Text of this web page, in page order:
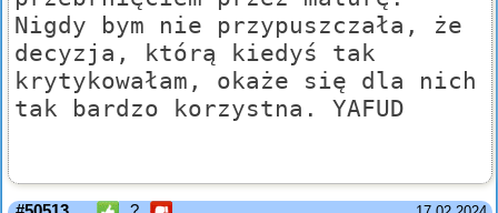
Nigdy bym nie przypuszczała, że
decyzja, którą kiedyś tak
krytykowałam, okaże się dla nich
tak bardzo korzystna. YAFUD